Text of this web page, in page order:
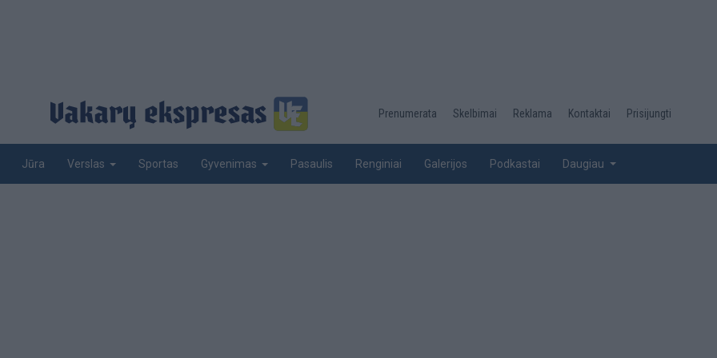
Desktop
top
Prenumerata Skelbimai Reklama Kontaktai Prisijungti
Jūra Verslas Sportas Gyvenimas Pasaulis Renginiai Galerijos Podkastai Daugiau